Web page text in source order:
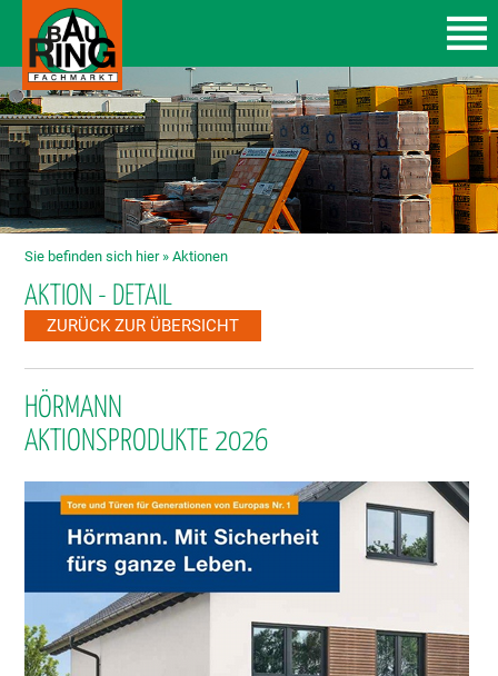
Sie befinden sich hier »Aktionen
ZURÜCK ZUR ÜBERSICHT
AKTION - DETAIL
HÖRMANN
AKTIONSPRODUKTE 2026